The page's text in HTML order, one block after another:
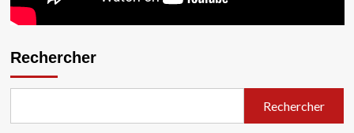
Rechercher
Rechercher